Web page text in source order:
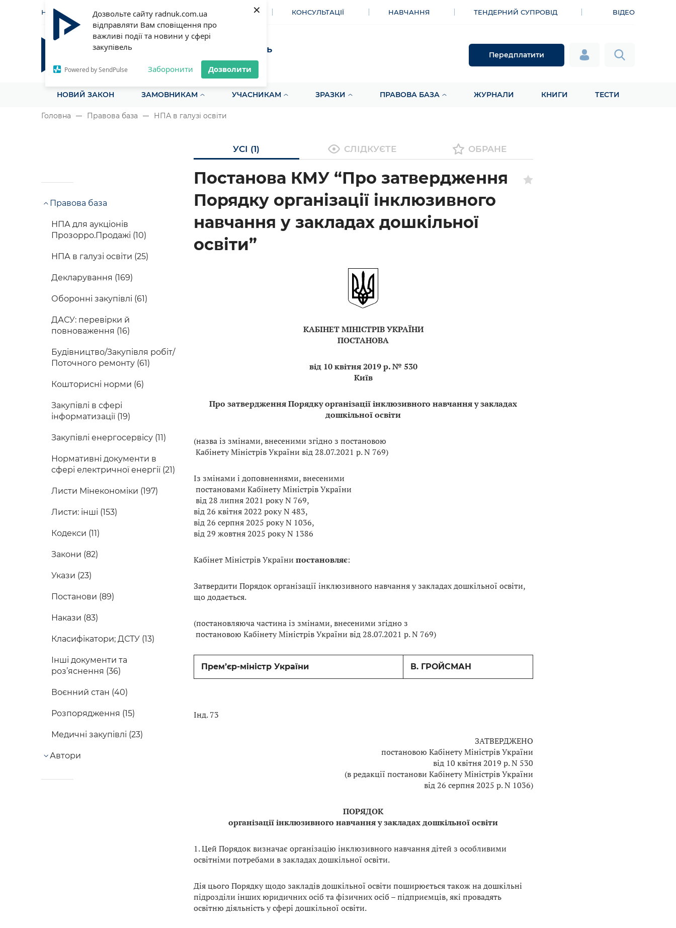
Дозвольте сайту radnuk.com.ua
відправляти Вам сповіщення про
важливі події та новини у сфері
закупівель
Powered by SendPulse Заборонити Дозволити
×
НОВИНИ СТАТТІ ІНСТРУМЕНТИ КОНСУЛЬТАЦІЇ НАВЧАННЯ ТЕНДЕРНИЙ СУПРОВІД ВІДЕО
Радник у сфері публічних закупівель
Все для закупівель на одному порталі
Передплатити
НОВИЙ ЗАКОН ЗАМОВНИКАМ УЧАСНИКАМ ЗРАЗКИ ПРАВОВА БАЗА ЖУРНАЛИ КНИГИ ТЕСТИ
Головна Правова база НПА в галузі освіти
УСІ (1) СЛІДКУЄТЕ ОБРАНЕ
Правова база
НПА для аукціонів
Прозорро.Продажі (10)
НПА в галузі освіти (25)
Декларування (169)
Оборонні закупівлі (61)
ДАСУ: перевірки й
повноваження (16)
Будівництво/Закупівля робіт/
Поточного ремонту (61)
Кошторисні норми (6)
Закупівлі в сфері
інформатизації (19)
Закупівлі енергосервісу (11)
Нормативні документи в
сфері електричної енергії (21)
Листи Мінекономіки (197)
Листи: інші (153)
Кодекси (11)
Закони (82)
Укази (23)
Постанови (89)
Накази (83)
Класифікатори; ДСТУ (13)
Інші документи та
роз’яснення (36)
Воєнний стан (40)
Розпорядження (15)
Медичні закупівлі (23)
Автори
Постанова КМУ “Про затвердження
Порядку організації інклюзивного
навчання у закладах дошкільної
освіти”
КАБІНЕТ МІНІСТРІВ УКРАЇНИ
ПОСТАНОВА
від 10 квітня 2019 р. № 530
Київ
Про затвердження Порядку організації інклюзивного навчання у закладах
дошкільної освіти
(назва із змінами, внесеними згідно з постановою
Кабінету Міністрів України від 28.07.2021 р. N 769)
Із змінами і доповненнями, внесеними
постановами Кабінету Міністрів України
від 28 липня 2021 року N 769,
від 26 квітня 2022 року N 483,
від 26 серпня 2025 року N 1036,
від 29 жовтня 2025 року N 1386
Кабінет Міністрів України постановляє:
Затвердити Порядок організації інклюзивного навчання у закладах дошкільної освіти,
що додається.
(постановляюча частина із змінами, внесеними згідно з
постановою Кабінету Міністрів України від 28.07.2021 р. N 769)
Прем’єр-міністр України В. ГРОЙСМАН
Інд. 73
ЗАТВЕРДЖЕНО
постановою Кабінету Міністрів України
від 10 квітня 2019 р. N 530
(в редакції постанови Кабінету Міністрів України
від 26 серпня 2025 р. N 1036)
ПОРЯДОК
організації інклюзивного навчання у закладах дошкільної освіти
1. Цей Порядок визначає організацію інклюзивного навчання дітей з особливими
освітніми потребами в закладах дошкільної освіти.
Дія цього Порядку щодо закладів дошкільної освіти поширюється також на дошкільні
підрозділи інших юридичних осіб та фізичних осіб – підприємців, які провадять
освітню діяльність у сфері дошкільної освіти.